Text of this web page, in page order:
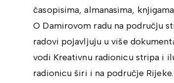
časopisima, almanasima,
O Damirovom radu na području
radovi pojavljuju u više
vodi Kreativnu radionicu stripa i
radionicu širi i na područje